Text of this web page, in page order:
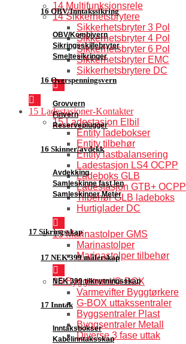
16 OBV/Inntakssikring
OBV/Kombivern
Sikringsskillebryter
Smeltesikringer
16 Overspenningsvern
Grovvern
Finvern
Reserveplugger
16 Skinner/avdekk
Avdekking
Samleskinne fast len
Samleskinner Meter
17 Sikringsskap
17 NEK 399 målerskap
NEK 399 tilknytningsskap
17 Inntak
Inntaksbokser
Kabelinntaksskap
14 Multifunksjonsrele
14 Sikkerhetsbrytere
Sikkerhetsbryter 3 Pol
Sikkerhetsbryter 4 Pol
Sikkerhetsbryter 6 Pol
Sikkerhetsbryter EMC
Sikkerhetsbrytere DC
15 Ladestasjoner-Kontakter
15 Ladestasjon Elbil
Entity ladebokser
Entity tilbehør
Entity lastbalansering
Ladestasjon LS4 OCPP
Ladeboks GLB
Ladestasjon GTB+ OCPP
Tilbehør GLB ladeboks
Hurtiglader DC
15 Marinastolper GMS
Marinastolper
Marinastolper tilbehør
15 Byggstrøm/G-BOX
Varmevifter Byggtørkere
G-BOX uttakssentraler
Byggsentraler Plast
Byggsentraler Metall
Diverse 3 fase uttak